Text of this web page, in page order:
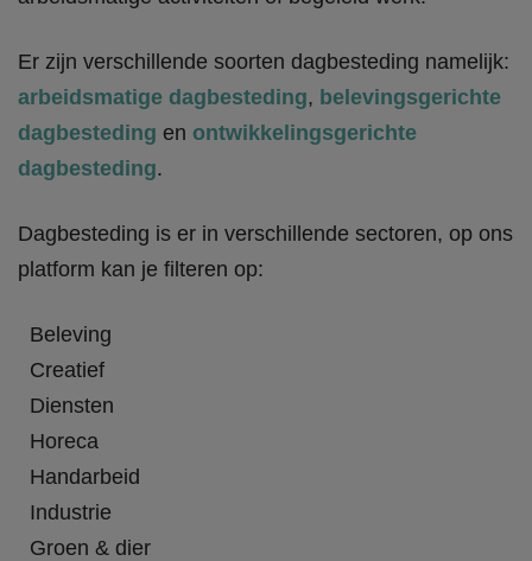
Er zijn verschillende soorten dagbesteding namelijk:
arbeidsmatige dagbesteding, belevingsgerichte
dagbesteding en ontwikkelingsgerichte
dagbesteding.
Dagbesteding is er in verschillende sectoren, op ons
platform kan je filteren op:
Beleving
Creatief
Diensten
Horeca
Handarbeid
Industrie
Groen & dier